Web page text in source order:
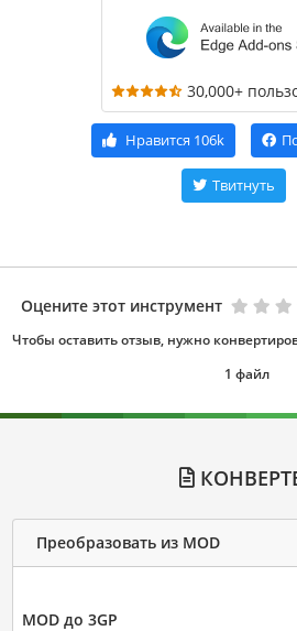
30,000+
Нравится 106k
Твитнуть
Оцените этот инструмент
Чтобы оставить отзыв, нужно
1 файл
Преобразовать из MOD
MOD до 3GP